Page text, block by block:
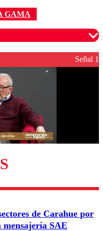
GAMA
para garantizar un
Enviar comentario
Señal 1
de Carahue por
mensajería SAE